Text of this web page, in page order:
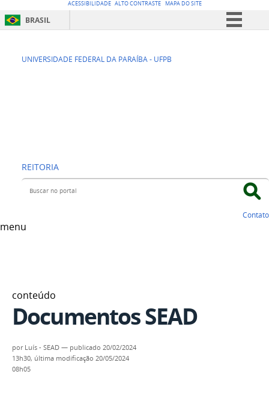
ACESSIBILIDADE ALTO CONTRASTE MAPA DO SITE
BRASIL
Comunica BR
UNIVERSIDADE FEDERAL DA PARAÍBA - UFPB
SEAD -
REITORIA
Buscar no portal
Contato
menu
conteúdo
Documentos SEAD
por Luís - SEAD — publicado 20/02/2024
13h30, última modificação 20/05/2024
08h05